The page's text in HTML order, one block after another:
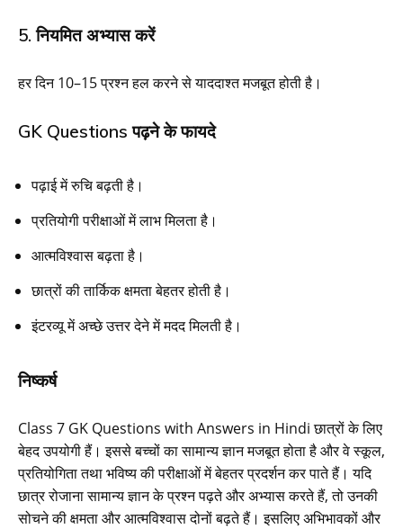
5. नियमित अभ्यास करें
हर दिन 10–15 प्रश्न हल करने से याददाश्त मजबूत होती है।
GK Questions पढ़ने के फायदे
पढ़ाई में रुचि बढ़ती है।
प्रतियोगी परीक्षाओं में लाभ मिलता है।
आत्मविश्वास बढ़ता है।
छात्रों की तार्किक क्षमता बेहतर होती है।
इंटरव्यू में अच्छे उत्तर देने में मदद मिलती है।
निष्कर्ष
Class 7 GK Questions with Answers in Hindi छात्रों के लिए
बेहद उपयोगी हैं। इससे बच्चों का सामान्य ज्ञान मजबूत होता है और वे स्कूल,
प्रतियोगिता तथा भविष्य की परीक्षाओं में बेहतर प्रदर्शन कर पाते हैं। यदि
छात्र रोजाना सामान्य ज्ञान के प्रश्न पढ़ते और अभ्यास करते हैं, तो उनकी
सोचने की क्षमता और आत्मविश्वास दोनों बढ़ते हैं। इसलिए अभिभावकों और